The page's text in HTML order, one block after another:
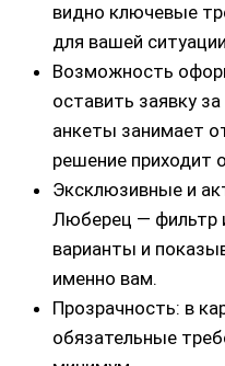
видно ключевые
для вашей
Возможность
оставить заявку
анкеты занимает
решение приходит
Эксклюзивные и
Люберец — фильтр
варианты и
именно вам.
Прозрачность: в
обязательные